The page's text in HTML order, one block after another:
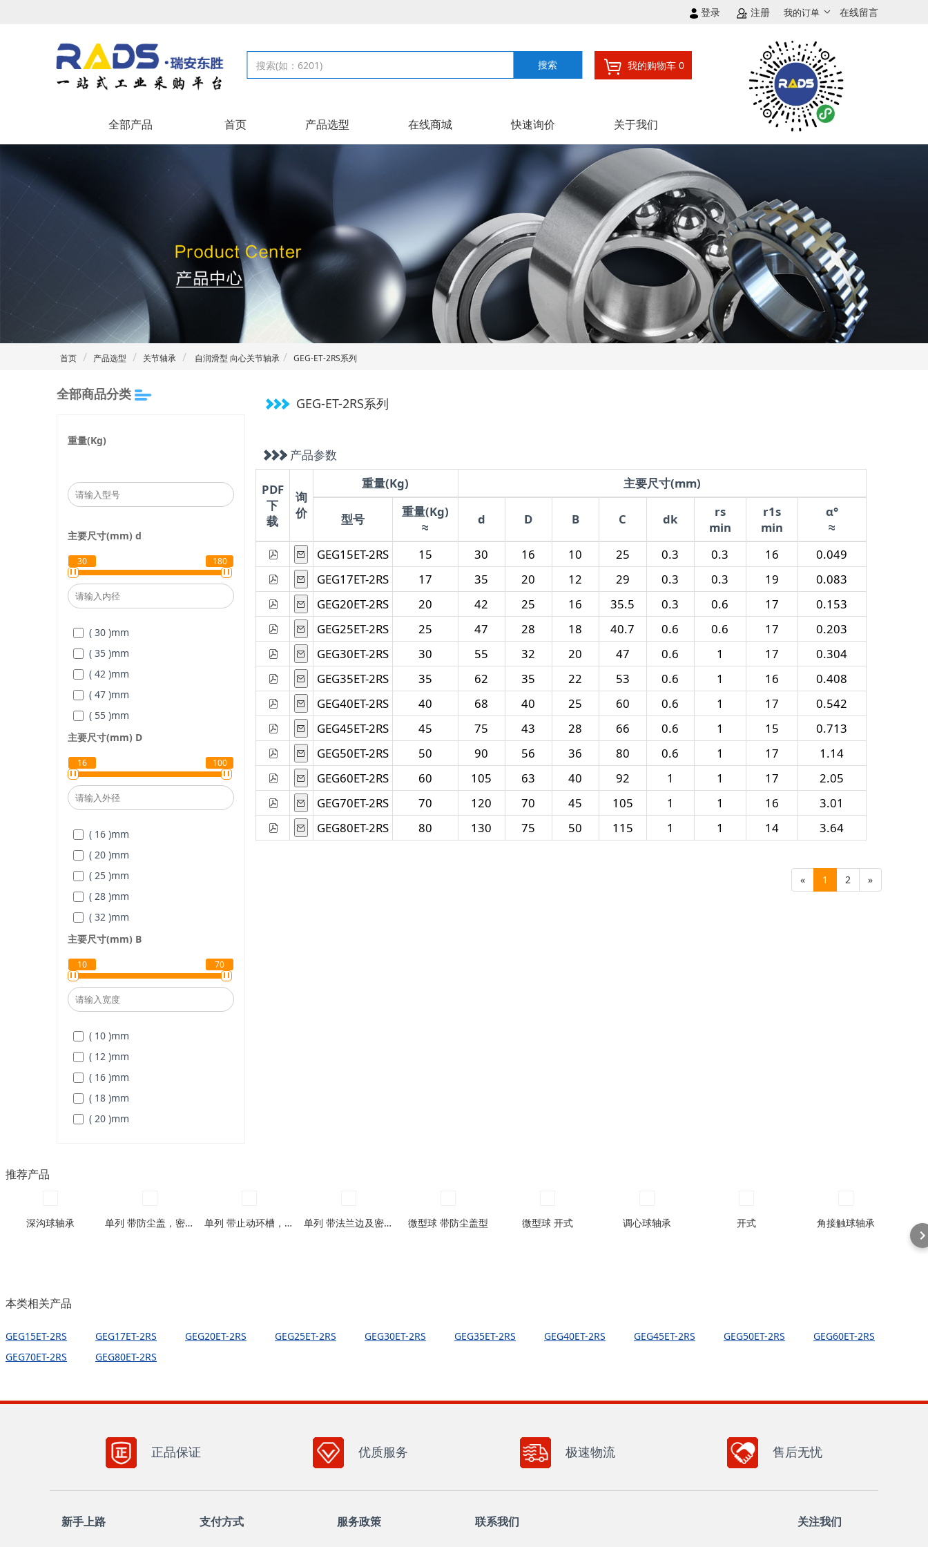
登录 注册 我的订单 在线留言
我的购物车 0
搜索
全部产品 首页 产品选型 在线商城 快速询价 关于我们
首页 产品选型 关节轴承 自润滑型 向心关节轴承 GEG-ET-2RS系列
全部商品分类
重量(Kg)
主要尺寸(mm) d
30 180
( 30 )mm
( 35 )mm
( 42 )mm
( 47 )mm
( 55 )mm
( 62 )mm
( 68 )
( 75 )mm
( 90 )mm
( 120 )mm
( 130 )mm
( 150 )mm
( 160 )mm
( 180 )mm
主要尺寸(mm) D
16 100
( 16 )mm
( 20 )mm
( 25 )mm
( 28 )mm
( 32 )mm
( 35 )mm
( 40 )
( 43 )mm
( 56 )mm
( 70 )mm
( 75 )mm
( 85 )mm
( 100 )mm
主要尺寸(mm) B
10 70
( 10 )mm
( 12 )mm
( 16 )mm
( 18 )mm
( 20 )mm
( 40 )mm
GEG-ET-2RS系列
产品参数
PDF
下
载
询
价
重量(Kg) 主要尺寸(mm)
型号
重量(Kg)
≈
d D B C dk
rs
min
r1s
min
α°
≈
GEG15ET-2RS
15 30 16 10 25 0.3 0.3 16
0.049
GEG17ET-2RS
17 35 20 12 29 0.3 0.3 19
0.083
GEG20ET-2RS
20 42 25 16 35.5 0.3 0.6 17
0.153
GEG25ET-2RS
25 47 28 18 40.7 0.6 0.6 17
0.203
GEG30ET-2RS
30 55 32 20 47 0.6 1 17
0.304
GEG35ET-2RS
35 62 35 22 53 0.6 1 16
0.408
GEG40ET-2RS
40 68 40 25 60 0.6 1 17
0.542
GEG45ET-2RS
45 75 43 28 66 0.6 1 15
0.713
GEG50ET-2RS
50 90 56 36 80 0.6 1 17
1.14
GEG60ET-2RS
60 105 63 40 92 1 1 17
2.05
GEG70ET-2RS
70 120 70 45 105 1 1 16
3.01
GEG80ET-2RS
80 130 75 50 115 1 1 14 3.64
« 1 2 »
推荐产品
深沟球轴承 单列 带防尘盖，密封圈型 单列 带止动环槽，带止动环槽及防尘盖型 单列 带法兰边及密封圈型 微型球 带防尘盖型 微型球 开式 调心球轴承 开式 角接触球轴承
本类相关产品
GEG15ET-2RS GEG17ET-2RS GEG20ET-2RS GEG25ET-2RS GEG30ET-2RS GEG35ET-2RS GEG40ET-2RS GEG45ET-2RS GEG50ET-2RS
GEG60ET-2RS
GEG70ET-2RS
GEG80ET-2RS
正品保证 优质服务 极速物流 售后无忧
新手上路 支付方式 服务政策 联系我们 关注我们